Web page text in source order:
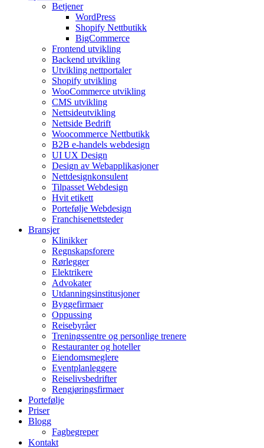
Betjener
WordPress
Shopify Nettbutikk
BigCommerce
Frontend utvikling
Backend utvikling
Utvikling nettportaler
Shopify utvikling
WooCommerce utvikling
CMS utvikling
Nettsideutvikling
Nettside Bedrift
Woocommerce Nettbutikk
B2B e-handels webdesign
UI UX Design
Design av Webapplikasjoner
Nettdesignkonsulent
Tilpasset Webdesign
Hvit etikett
Portefølje Webdesign
Franchisenettsteder
Bransjer
Klinikker
Regnskapsforere
Rørlegger
Elektrikere
Advokater
Utdanningsinstitusjoner
Byggefirmaer
Oppussing
Reisebyråer
Treningssentre og personlige trenere
Restauranter og hoteller
Eiendomsmeglere
Eventplanleggere
Reiselivsbedrifter
Rengjøringsfirmaer
Portefølje
Priser
Blogg
Fagbegreper
Kontakt